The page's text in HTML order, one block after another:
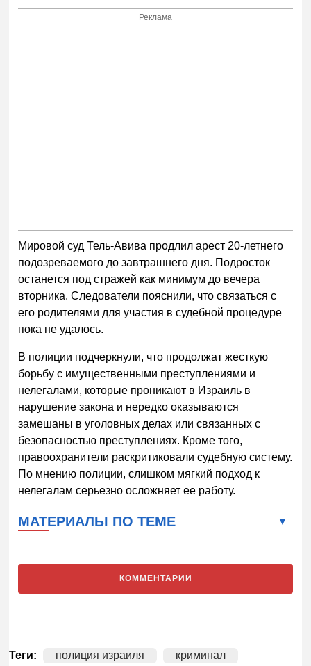
Реклама
Мировой суд Тель-Авива продлил арест 20-летнего
подозреваемого до завтрашнего дня. Подросток
останется под стражей как минимум до вечера
вторника. Следователи пояснили, что связаться с
его родителями для участия в судебной процедуре
пока не удалось.
В полиции подчеркнули, что продолжат жесткую
борьбу с имущественными преступлениями и
нелегалами, которые проникают в Израиль в
нарушение закона и нередко оказываются
замешаны в уголовных делах или связанных с
безопасностью преступлениях. Кроме того,
правоохранители раскритиковали судебную систему.
По мнению полиции, слишком мягкий подход к
нелегалам серьезно осложняет ее работу.
МАТЕРИАЛЫ ПО ТЕМЕ
КОММЕНТАРИИ
Теги: полиция израиля криминал